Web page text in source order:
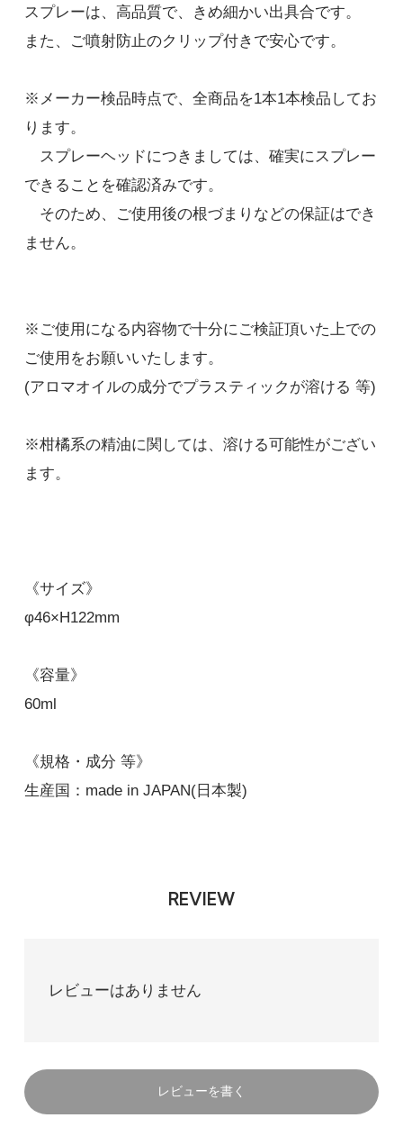
スプレーは、高品質で、きめ細かい出具合です。
また、ご噴射防止のクリップ付きで安心です。
※メーカー検品時点で、全商品を1本1本検品してお
ります。
スプレーヘッドにつきましては、確実にスプレー
できることを確認済みです。
そのため、ご使用後の根づまりなどの保証はでき
ません。
※ご使用になる内容物で十分にご検証頂いた上での
ご使用をお願いいたします。
(アロマオイルの成分でプラスティックが溶ける 等)
※柑橘系の精油に関しては、溶ける可能性がござい
ます。
《サイズ》
φ46×H122mm
《容量》
60ml
《規格・成分 等》
生産国：made in JAPAN(日本製)
REVIEW
レビューはありません
レビューを書く
770円(税込)
在庫：996
半透明